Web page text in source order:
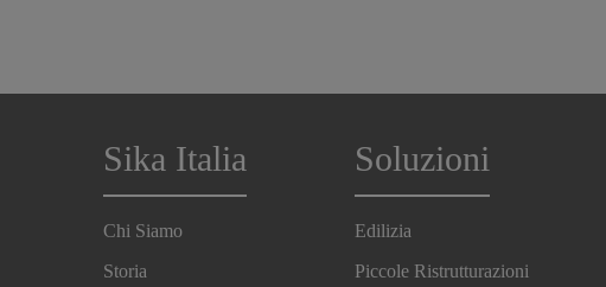
Sika Italia
Chi Siamo
Storia
Soluzioni
Edilizia
Piccole Ristrutturazioni